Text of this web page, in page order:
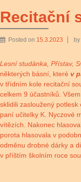
Recitační
Posted on 15.3.2023 by
Lesní studánka, Přístav,
některých básní, které v
v třídním kole recitační
celkem 9 účastníků.
sklidili zasloužený
paní učitelky K. Nyczové
vítězích. Nakonec
porota hlasovala v
odměnu drobné dárky a
v příštím školním roce